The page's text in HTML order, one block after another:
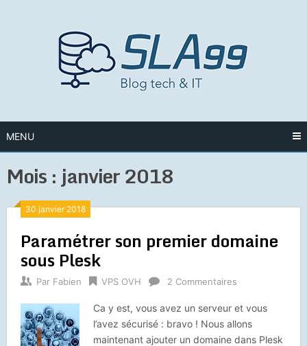
MENU
Mois : janvier 2018
30 janvier 2018
Paramétrer son premier domaine
sous Plesk
Par Fabien VPS OVH 2 Commentaires
Ca y est, vous avez un serveur et vous
l’avez sécurisé : bravo ! Nous allons
maintenant ajouter un domaine dans Plesk